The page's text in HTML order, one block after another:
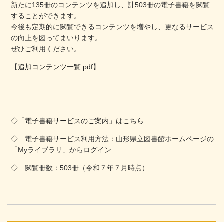
新たに135冊のコンテンツを追加し、計503冊の電子書籍を閲覧
することができます。
今後も定期的に閲覧できるコンテンツを増やし、更なるサービス
の向上を図ってまいります。
ぜひご利用ください。
【追加コンテンツ一覧.pdf】
◇ 「電子書籍サービスのご案内」はこちら
◇ 電子書籍サービス利用方法：山形県立図書館ホームページの
「Myライブラリ」からログイン
◇ 閲覧冊数：503冊（令和７年７月時点）